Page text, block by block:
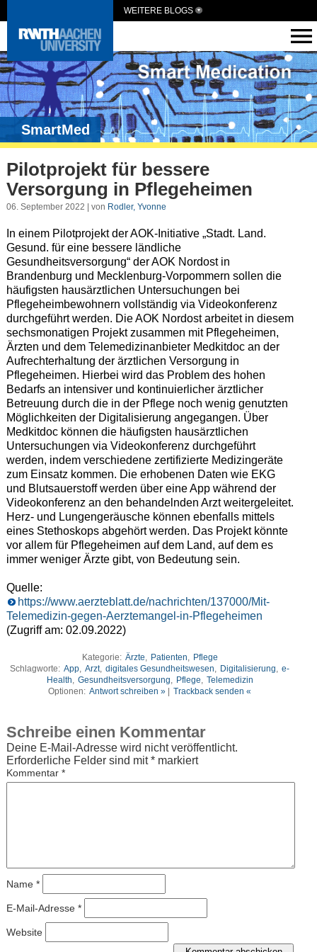
WEITERE BLOGS
SmartMed
Pilotprojekt für bessere
Versorgung in Pflegeheimen
06. September 2022 | von Rodler, Yvonne
In einem Pilotprojekt der AOK-Initiative „Stadt. Land.
Gesund. für eine bessere ländliche
Gesundheitsversorgung“ der AOK Nordost in
Brandenburg und Mecklenburg-Vorpommern sollen die
häufigsten hausärztlichen Untersuchungen bei
Pflegeheimbewohnern vollständig via Videokonferenz
durchgeführt werden. Die AOK Nordost arbeitet in diesem
sechsmonatigen Projekt zusammen mit Pflegeheimen,
Ärzten und dem Telemedizinanbieter Medkitdoc an der
Aufrechterhaltung der ärztlichen Versorgung in
Pflegeheimen. Hierbei wird das Problem des hohen
Bedarfs an intensiver und kontinuierlicher ärztlicher
Betreuung durch die in der Pflege noch wenig genutzten
Möglichkeiten der Digitalisierung angegangen. Über
Medkitdoc können die häufigsten hausärztlichen
Untersuchungen via Videokonferenz durchgeführt
werden, indem verschiedene zertifizierte Medizingeräte
zum Einsatz kommen. Die erhobenen Daten wie EKG
und Blutsauerstoff werden über eine App während der
Videokonferenz an den behandelnden Arzt weitergeleitet.
Herz- und Lungengeräusche können ebenfalls mittels
eines Stethoskops abgehört werden. Das Projekt könnte
vor allem für Pflegeheimen auf dem Land, auf dem es
immer weniger Ärzte gibt, von Bedeutung sein.
Quelle:
https://www.aerzteblatt.de/nachrichten/137000/Mit-
Telemedizin-gegen-Aerztemangel-in-Pflegeheimen
(Zugriff am: 02.09.2022)
Kategorie: Ärzte, Patienten, Pflege
Schlagworte: App, Arzt, digitales Gesundheitswesen, Digitalisierung, e-
Health, Gesundheitsversorgung, Pflege, Telemedizin
Optionen: Antwort schreiben » Trackback senden «
Schreibe einen Kommentar
Deine E-Mail-Adresse wird nicht veröffentlicht.
Erforderliche Felder sind mit*markiert
Kommentar *
Name *
E-Mail-Adresse *
Website